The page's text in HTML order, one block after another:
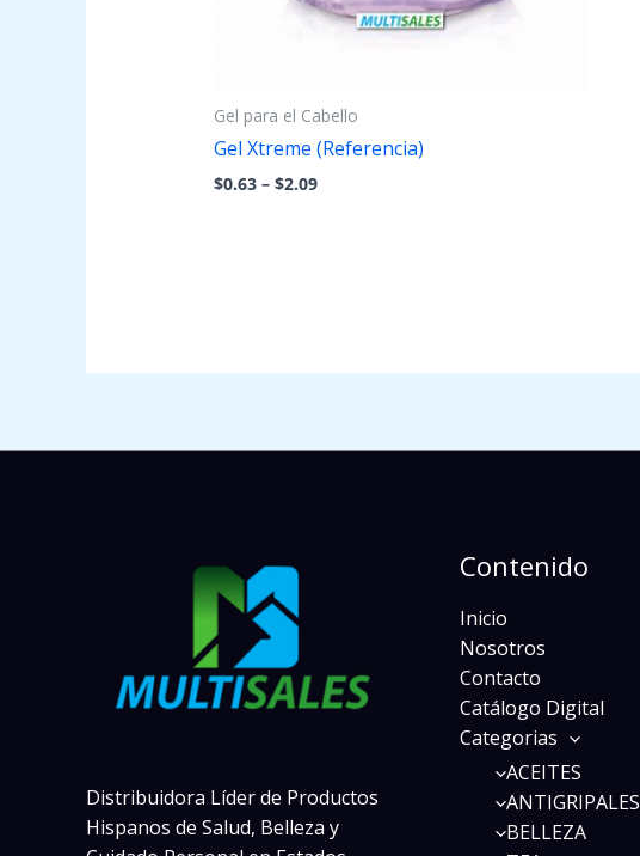
Gel para el Cabello
Gel Xtreme (Referencia)
$0.63 – $2.09
Distribuidora Líder de Productos
Hispanos de Salud, Belleza y
Contenido
Inicio
Nosotros
Contacto
Catálogo Digital
Categorias
ACEITES
ANTIGRIPALES
BELLEZA